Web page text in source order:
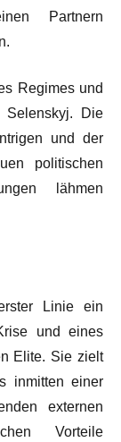
Partnern
Regimes und
Selenskyj. Die
und der
politischen
lähmen
Linie ein
und eines
Elite. Sie zielt
inmitten einer
externen
Vorteile